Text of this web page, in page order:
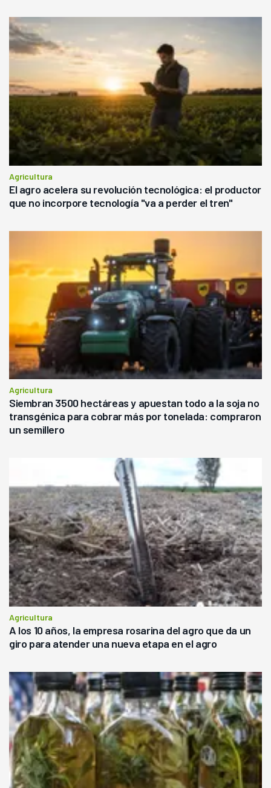
Agricultura
El agro acelera su revolución tecnológica: el productor
que no incorpore tecnología "va a perder el tren"
Agricultura
Siembran 3500 hectáreas y apuestan todo a la soja no
transgénica para cobrar más por tonelada: compraron
un semillero
Agricultura
A los 10 años, la empresa rosarina del agro que da un
giro para atender una nueva etapa en el agro